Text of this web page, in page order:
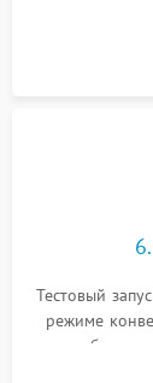
исключить
Надежная
Тестовый
режиме